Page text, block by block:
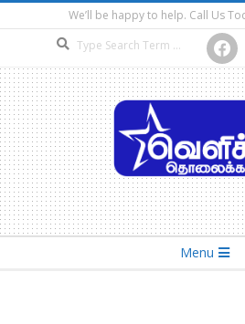
to
We’ll be happy to help. Call Us
Menu